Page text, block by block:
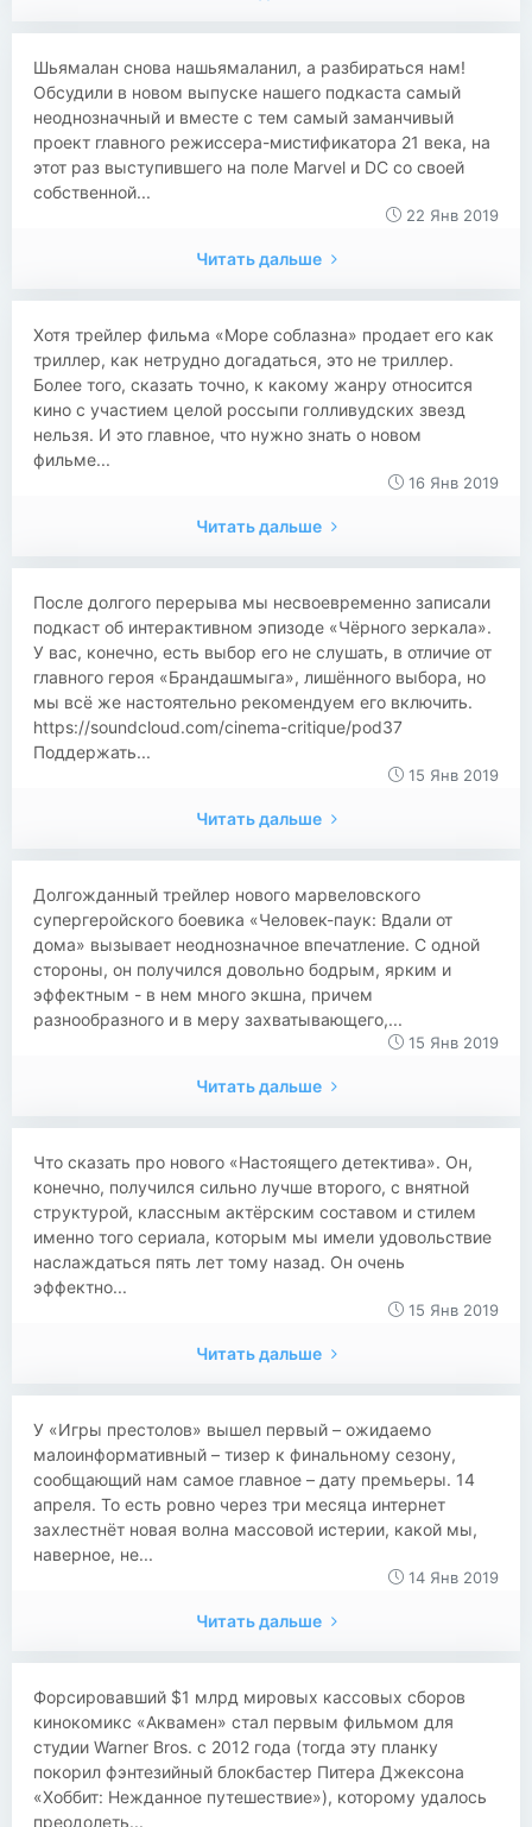
Шьямалан снова нашьямаланил, а разбираться нам!
Обсудили в новом выпуске нашего подкаста самый
неоднозначный и вместе с тем самый заманчивый
проект главного режиссера-мистификатора 21 века, на
этот раз выступившего на поле Marvel и DC со своей
собственной...
22 Янв 2019
Читать дальше
Хотя трейлер фильма «Море соблазна» продает его как
триллер, как нетрудно догадаться, это не триллер.
Более того, сказать точно, к какому жанру относится
кино с участием целой россыпи голливудских звезд
нельзя. И это главное, что нужно знать о новом
фильме...
16 Янв 2019
Читать дальше
После долгого перерыва мы несвоевременно записали
подкаст об интерактивном эпизоде «Чёрного зеркала».
У вас, конечно, есть выбор его не слушать, в отличие от
главного героя «Брандашмыга», лишённого выбора, но
мы всё же настоятельно рекомендуем его включить.
https://soundcloud.com/cinema-critique/pod37
Поддержать...
15 Янв 2019
Читать дальше
Долгожданный трейлер нового марвеловского
супергеройского боевика «Человек-паук: Вдали от
дома» вызывает неоднозначное впечатление. С одной
стороны, он получился довольно бодрым, ярким и
эффектным - в нем много экшна, причем
разнообразного и в меру захватывающего,...
15 Янв 2019
Читать дальше
Что сказать про нового «Настоящего детектива». Он,
конечно, получился сильно лучше второго, с внятной
структурой, классным актёрским составом и стилем
именно того сериала, которым мы имели удовольствие
наслаждаться пять лет тому назад. Он очень
эффектно...
15 Янв 2019
Читать дальше
У «Игры престолов» вышел первый – ожидаемо
малоинформативный – тизер к финальному сезону,
сообщающий нам самое главное – дату премьеры. 14
апреля. То есть ровно через три месяца интернет
захлестнёт новая волна массовой истерии, какой мы,
наверное, не...
14 Янв 2019
Читать дальше
​​​​​​Форсировавший $1 млрд мировых кассовых сборов
кинокомикс «Аквамен» стал первым фильмом для
студии Warner Bros. с 2012 года (тогда эту планку
покорил фэнтезийный блокбастер Питера Джексона
«Хоббит: Нежданное путешествие»), которому удалось
преодолеть...